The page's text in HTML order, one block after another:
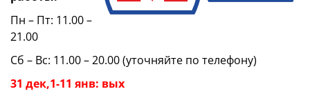
Пн – Пт: 11.00 –
21.00
Сб – Вс: 11.00 – 20.00 (уточняйте по телефону)
31 дек,1-11 янв: вых